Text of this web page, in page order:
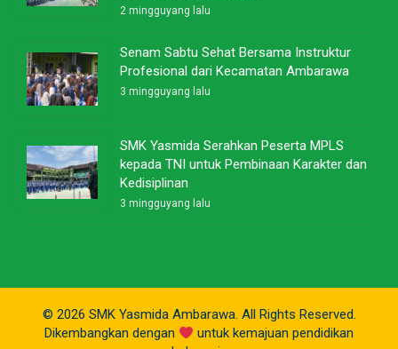
2 mingguyang lalu
Senam Sabtu Sehat Bersama Instruktur
Profesional dari Kecamatan Ambarawa
3 mingguyang lalu
SMK Yasmida Serahkan Peserta MPLS
kepada TNI untuk Pembinaan Karakter dan
Kedisiplinan
3 mingguyang lalu
© 2026 SMK Yasmida Ambarawa. All Rights Reserved.
Dikembangkan dengan
untuk kemajuan pendidikan